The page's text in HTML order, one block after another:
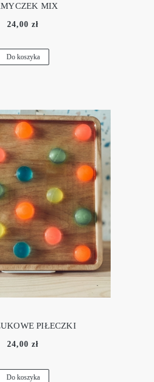
MIX
24,00 zł
Do koszyka
PIŁECZKI
24,00 zł
Do koszyka